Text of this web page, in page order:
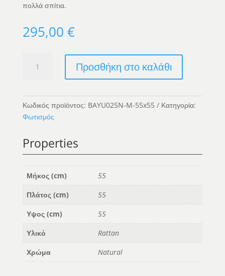
πολλά σπίτια.
295,00 €
Vibes
M
ποσότητα
Προσθήκη στο καλάθι
Κωδικός προϊόντος: BAYU025N-M-55x55
Κατηγορία:
Φωτισμός
Properties
Μήκος (cm)
55
Πλάτος (cm)
55
Υψος (cm)
55
Υλικό
Rattan
Χρώμα
Natural